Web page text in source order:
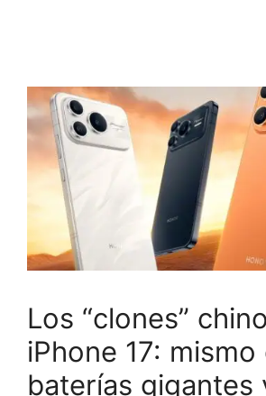
Los “clones”
iPhone 17:
baterías gigantes